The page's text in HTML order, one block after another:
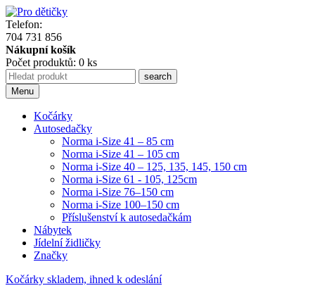
Telefon:
704 731 856
Nákupní košík
Počet produktů: 0 ks
Menu
Kočárky
Autosedačky
Norma i-Size 41 – 85 cm
Norma i-Size 41 – 105 cm
Norma i-Size 40 – 125, 135, 145, 150 cm
Norma i-Size 61 - 105, 125cm
Norma i-Size 76–150 cm
Norma i-Size 100–150 cm
Příslušenství k autosedačkám
Nábytek
Jídelní židličky
Značky
Kočárky skladem, ihned k odeslání